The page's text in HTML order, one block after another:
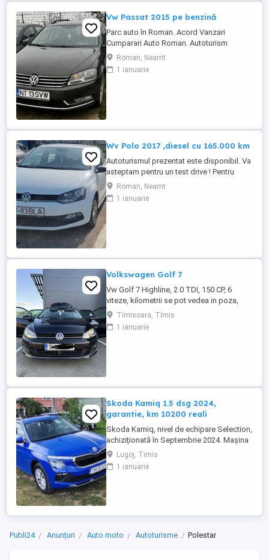
Vw Passat 2015 pe benzină
Parc auto în Roman. Acord Vanzari
Cumparari Auto Roman. Autoturism
Volkswagen Passat Înmatriculat România,
cu acte și taxe la zi. Funcționare
Ireproșabilă. Se recomandă și se accepta
Roman, Neamt
1 ianuarie
Wv Polo 2017 ,diesel cu 165.000 km
Autoturismul prezentat este disponibil. Va
asteptam pentru un test drive ! Pentru
lamuriri cu privire la optiunile , dotarile
masinii ne puteți contacta telefonic. Acord
Vanzari Cumparari Auto va oferă :
Roman, Neamt
1 ianuarie
Volkswagen Golf 7
Vw Golf 7 Highline, 2.0 TDI, 150 CP, 6
viteze, kilometrii se pot vedea in poza,
carte service. Navigație, Distronic, Lane
Assist, Park Assist, Keyless Go,
tempomat, comenzi pe volan, încălzire
Timisoara, Timis
1 ianuarie
Skoda Kamiq 1.5 dsg 2024,
garantie, km 10200 reali
Skoda Kamiq, nivel de echipare Selection,
achiziționată în Septembrie 2024. Mașina
se află într-o stare impecabila. Detalii
tehnice: Motorizare: 1.5 TSI, 150 CP
Transmisie: Automată DSG An fabricație:
Lugoj, Timis
1 ianuarie
Publi24 Anunțuri Auto moto Autoturisme Polestar